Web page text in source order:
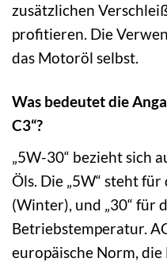
zusätzlichen
profitieren. Die
das Motoröl selbst.
Was bedeutet die
C3“?
„5W-30“ bezieht sich
Öls. Die „5W“ steht
(Winter), und „30“ für
Betriebstemperatur.
europäische Norm,